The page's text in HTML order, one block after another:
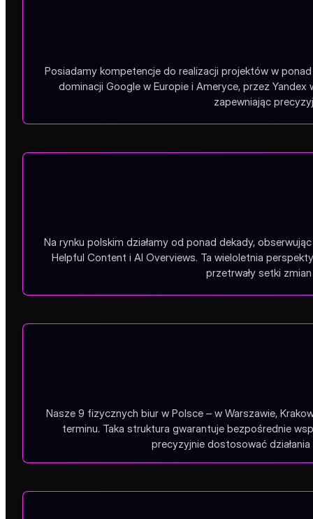
Posiadamy kompetencje do realizacji projektów w
dominacji Google w Europie i Ameryce, przez
zapewniając
Na rynku polskim działamy od ponad dekady,
Helpful Content i AI Overviews. Ta wieloletnia
przetrwały setki
Nasze 9 fizycznych biur w Polsce – w Warszawie,
terminu. Taka struktura gwarantuje bezpośrednie
precyzyjnie dostosować